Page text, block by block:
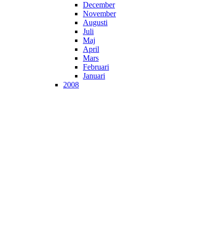
December
November
Augusti
Juli
Maj
April
Mars
Februari
Januari
2008